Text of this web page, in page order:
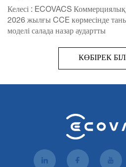
Келесі : ECOVACS Коммерциялық
2026 жылғы CCE көрмесінде
моделі салада назар аудартты
КӨБІРЕК